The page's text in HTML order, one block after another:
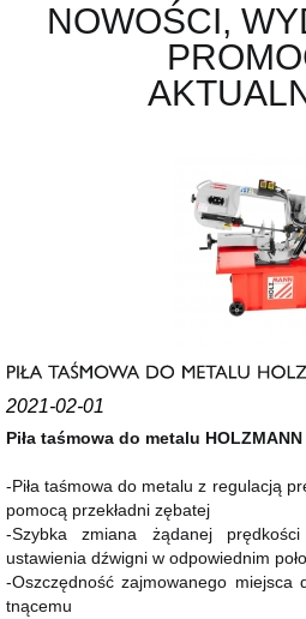
NOWOŚCI,
2021-02-01
Piła taśmowa do metalu HOLZMANN
-Piła taśmowa do metalu z regulacją
pomocą przekładni zębatej
-Szybka zmiana żądanej
ustawienia dźwigni w odpowiednim
-Oszczędność zajmowanego miejsca
tnącemu